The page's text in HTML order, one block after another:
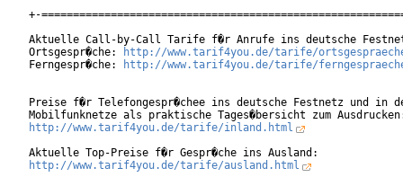
+-
Aktuelle Call-by-Call Tarife f�r Anrufe ins deutsche
Ortsgespr�che:
http://www.tarif4you.de/tarife/
Ferngespr�che:
http://www.tarif4you.de/tarife/
Preise f�r Telefongespr�chee ins deutsche Festnetz und in
http://www.tarif4you.de/tarife/inland.html
http://www.tarif4you.de/tarife/ausland.html